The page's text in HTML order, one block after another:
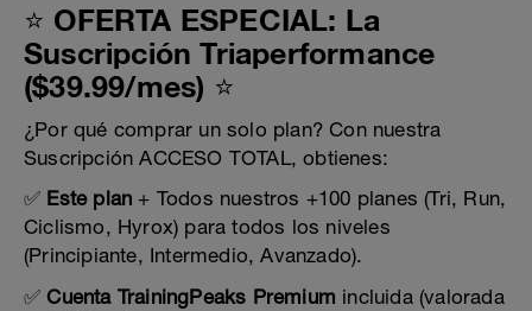
⭐ OFERTA ESPECIAL: La
Suscripción Triaperformance
($39.99/mes) ⭐
¿Por qué comprar un solo plan? Con nuestra
Suscripción ACCESO TOTAL, obtienes:
✅ Este plan + Todos nuestros +100 planes (Tri, Run,
Ciclismo, Hyrox) para todos los niveles
(Principiante, Intermedio, Avanzado).
✅Cuenta TrainingPeaks Premium incluida (valorada